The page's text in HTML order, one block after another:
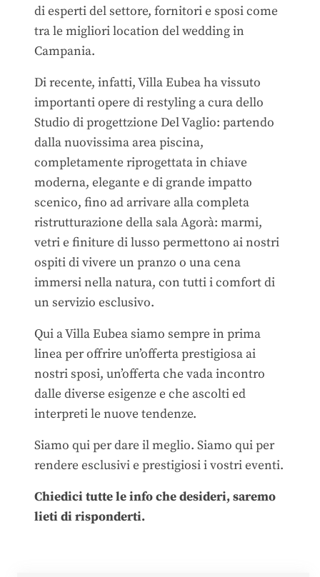
di esperti del settore, fornitori e sposi come
tra le migliori location del wedding in
Campania.
Di recente, infatti, Villa Eubea ha vissuto
importanti opere di restyling a cura dello
Studio di progettzione Del Vaglio: partendo
dalla nuovissima area piscina,
completamente riprogettata in chiave
moderna, elegante e di grande impatto
scenico, fino ad arrivare alla completa
ristrutturazione della sala Agorà: marmi,
vetri e finiture di lusso permettono ai nostri
ospiti di vivere un pranzo o una cena
immersi nella natura, con tutti i comfort di
un servizio esclusivo.
Qui a Villa Eubea siamo sempre in prima
linea per offrire un’offerta prestigiosa ai
nostri sposi, un’offerta che vada incontro
dalle diverse esigenze e che ascolti ed
interpreti le nuove tendenze.
Siamo qui per dare il meglio. Siamo qui per
rendere esclusivi e prestigiosi i vostri eventi.
Chiedici tutte le info che desideri, saremo
lieti di risponderti.